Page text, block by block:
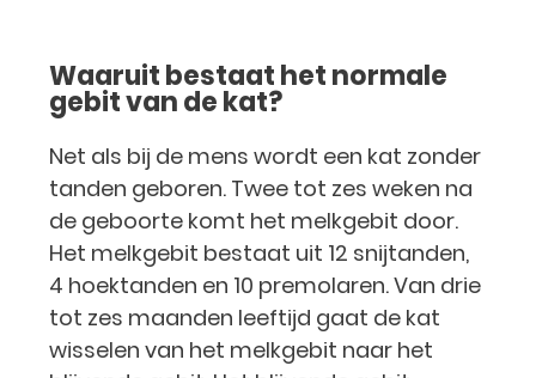
Waaruit bestaat het normale
gebit van de kat?
Net als bij de mens wordt een kat zonder
tanden geboren. Twee tot zes weken na
de geboorte komt het melkgebit door.
Het melkgebit bestaat uit 12 snijtanden,
4 hoektanden en 10 premolaren. Van drie
tot zes maanden leeftijd gaat de kat
wisselen van het melkgebit naar het